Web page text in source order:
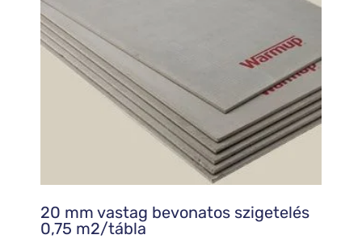
20 mm vastag bevonatos szigetelés
0,75 m2/tábla